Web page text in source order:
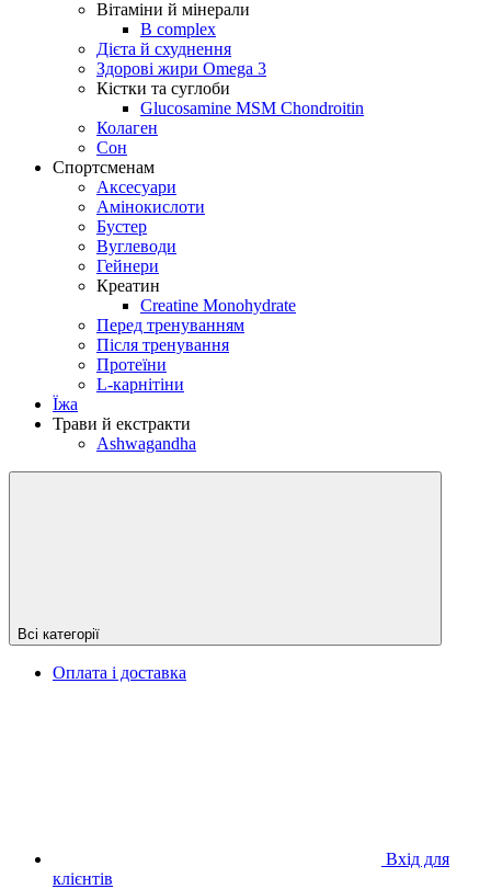
Вітаміни й мінерали
B complex
Дієта й схуднення
Здорові жири Omega 3
Кістки та суглоби
Glucosamine MSM Chondroitin
Колаген
Сон
Спортсменам
Аксесуари
Амінокислоти
Бустер
Вуглеводи
Гейнери
Креатин
Creatine Monohydrate
Перед тренуванням
Після тренування
Протеїни
L-карнітіни
Їжа
Трави й екстракти
Ashwagandha
Всі категорії
Оплата і доставка
Вхід для
клієнтів